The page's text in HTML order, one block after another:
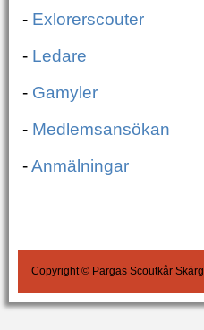
- Exlorerscouter
- Ledare
- Gamyler
- Medlemsansökan
-Anmälningar
Copyright © Pargas Scoutkår